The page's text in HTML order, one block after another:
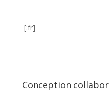
[:fr]
Conception